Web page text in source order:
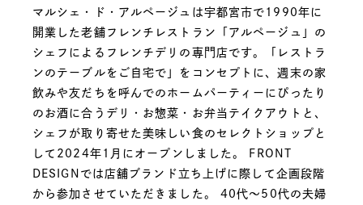
マルシェ・ド・アルページュは宇都宮市で1990年に
開業した老舗フレンチレストラン「アルページュ」の
シェフによるフレンチデリの専門店です。「レストラ
ンのテーブルをご自宅で」をコンセプトに、週末の家
飲みや友だちを呼んでのホームパーティーにぴったり
のお酒に合うデリ・お惣菜・お弁当テイクアウトと、
シェフが取り寄せた美味しい食のセレクトショップと
して2024年1月にオープンしました。 FRONT
DESIGNでは店舗ブランド立ち上げに際して企画段階
から参加させていただきました。 40代〜50代の夫婦